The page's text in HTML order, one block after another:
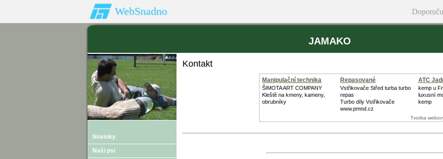
WebSnadno
JAMAKO
Novinky
Naši psi
Kontakt
Manipulační technika
ŠIMOTA ART COMPANY
Kleště na kmeny, kameny,
obrubníky
Repasované
Turbodmychadlo
Vstřikovače Střed turba turbo
repas
Turbo díly Vstřikovače
www.pmnd.cz
ATC
kemp u
luxusní
kemp
Tvorba